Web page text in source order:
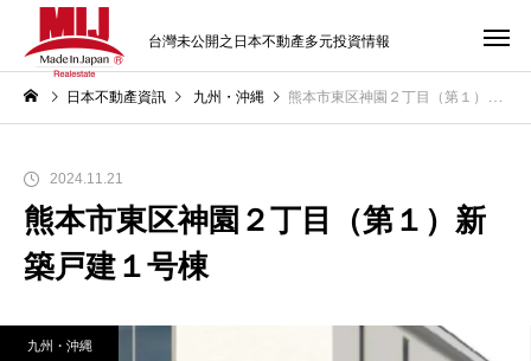
台灣未公開之日本不動產多元投資情報
日本不動產資訊 九州・沖縄 熊本市東区神園２丁目（第１）新築戸建１号棟
2024.11.21
熊本市東区神園２丁目（第１）新
築戸建１号棟
九州・沖縄